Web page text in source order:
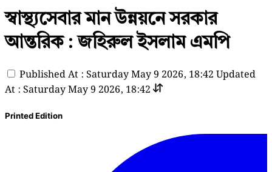
স্বাস্থ্যসেবার মান উন্নয়নে সরকার
আন্তরিক : জহিরুল ইসলাম এমপি
Published At : Saturday May 9 2026, 18:42 Updated
At : Saturday May 9 2026, 18:42
Printed Edition